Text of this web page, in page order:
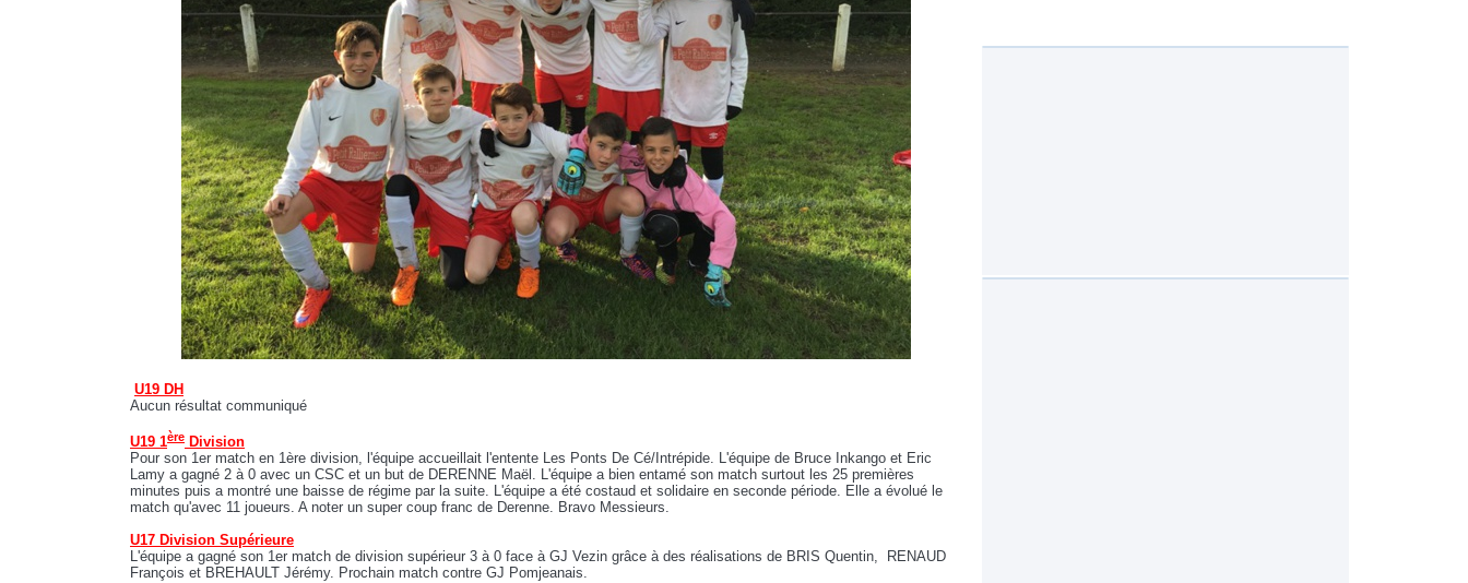
U19 DH
Aucun résultat communiqué
U19 1ère Division
Pour son 1er match en 1ère division, l'équipe accueillait l'entente Les Ponts De Cé/Intrépide. L'équipe de Bruce Inkango et Eric
Lamy a gagné 2 à 0 avec un CSC et un but de DERENNE Maël. L'équipe a bien entamé son match surtout les 25 premières
minutes puis a montré une baisse de régime par la suite. L'équipe a été costaud et solidaire en seconde période. Elle a évolué le
match qu'avec 11 joueurs. A noter un super coup franc de Derenne. Bravo Messieurs.
U17 Division Supérieure
L'équipe a gagné son 1er match de division supérieur 3 à 0 face à GJ Vezin grâce à des réalisations de BRIS Quentin, RENAUD
François et BREHAULT Jérémy. Prochain match contre GJ Pomjeanais.